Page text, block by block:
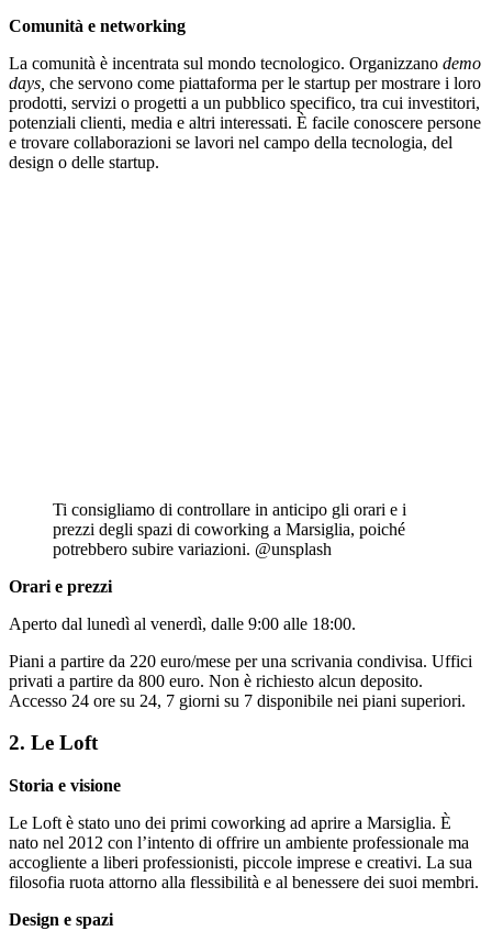
Comunità e networking
La comunità è incentrata sul mondo tecnologico. Organizzano demo
days, che servono come piattaforma per le startup per mostrare i loro
prodotti, servizi o progetti a un pubblico specifico, tra cui investitori,
potenziali clienti, media e altri interessati. È facile conoscere persone
e trovare collaborazioni se lavori nel campo della tecnologia, del
design o delle startup.
Ti consigliamo di controllare in anticipo gli orari e i
prezzi degli spazi di coworking a Marsiglia, poiché
potrebbero subire variazioni. @unsplash
Orari e prezzi
Aperto dal lunedì al venerdì, dalle 9:00 alle 18:00.
Piani a partire da 220 euro/mese per una scrivania condivisa. Uffici
privati a partire da 800 euro. Non è richiesto alcun deposito.
Accesso 24 ore su 24, 7 giorni su 7 disponibile nei piani superiori.
2. Le Loft
Storia e visione
Le Loft è stato uno dei primi coworking ad aprire a Marsiglia. È
nato nel 2012 con l’intento di offrire un ambiente professionale ma
accogliente a liberi professionisti, piccole imprese e creativi. La sua
filosofia ruota attorno alla flessibilità e al benessere dei suoi membri.
Design e spazi